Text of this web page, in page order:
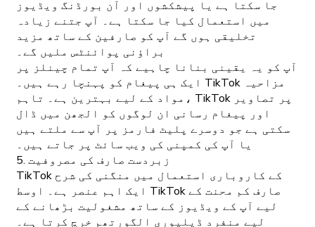
جا سکتا ہے یا پیشکشوں اور آن بورڈنگ ویڈیوز
میں استعمال کیا جا سکتا ہے۔ آپ جتنے زیادہ
تخلیقی ہوں گے آپ کو صارفین کے ساتھ مزید
براؤنی پوائنٹس ملیں گے۔
آپ کو یہ یقینی بنانا چاہیے کہ آپ تمام چینلز پر
ایک ہی پیغام کو پہنچا رہے ہیں۔ TikTok مزاحیہ
مواد کے لیے بہترین ہے۔ تاہم، TikTok پر تصاویر
اور پیغام رسانی ان لوگوں کو الجھن میں ڈال
سکتی ہے جو دوسرے پلیٹ فارمز پر آپ سے ملتے ہیں
یا آپ کی کمپنی کی ویب سائٹ پر جاتے ہیں۔
5. زبردست صارف کی مصروفیت
TikTok کے کاروباری استعمال میں منگنی کی شرح
ایک اہم عنصر ہے۔ اوسط TikTok صارف کم محنت کے
لیے آپ کے ویڈیوز کے ساتھ مشغولیت بڑھانے کے
لیے منفرد ڈیلیوری الگورتھم خرچ کرتا ہے۔